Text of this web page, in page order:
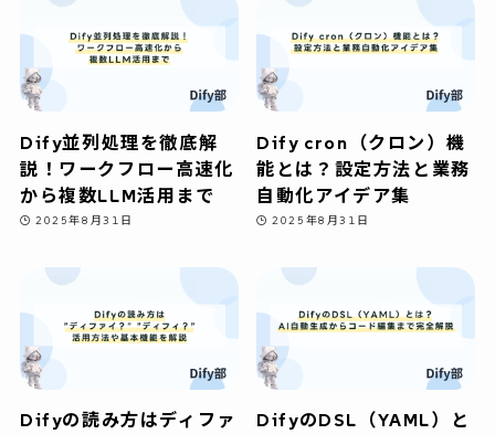
Dify並列処理を徹底解
説！ワークフロー高速化
から複数LLM活用まで
2025年8月31日
Dify cron（クロン）機
能とは？設定方法と業務
自動化アイデア集
2025年8月31日
Difyの読み方はディファ
DifyのDSL（YAML）と